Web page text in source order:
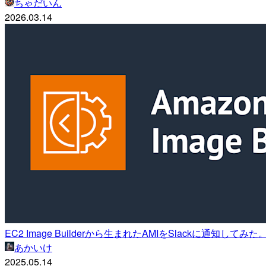
ちゃだいん
2026.03.14
EC2 Image Builderから生まれたAMIをSlackに通知してみた
あかいけ
2025.05.14